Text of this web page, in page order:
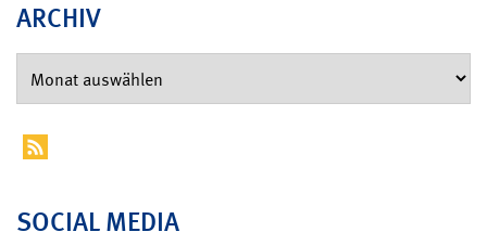
ARCHIV
SOCIAL MEDIA